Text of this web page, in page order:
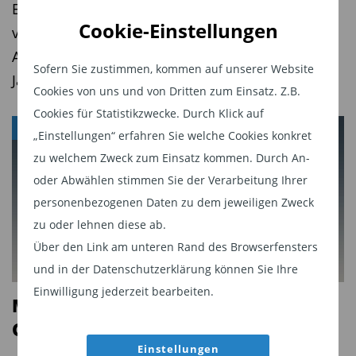
Cookie-Einstellungen
Sofern Sie zustimmen, kommen auf unserer Website
Cookies von uns und von Dritten zum Einsatz. Z.B.
Cookies für Statistikzwecke. Durch Klick auf
„Einstellungen“ erfahren Sie welche Cookies konkret
zu welchem Zweck zum Einsatz kommen. Durch An-
oder Abwählen stimmen Sie der Verarbeitung Ihrer
personenbezogenen Daten zu dem jeweiligen Zweck
zu oder lehnen diese ab.
Über den Link am unteren Rand des Browserfensters
und in der Datenschutzerklärung können Sie Ihre
Einwilligung jederzeit bearbeiten.
Einstellungen
normbasierte Screening (50,8 Milliarden Euro)
und die Integration von sozialen, ökologischen
und auf eine gute Unternehmensführung
bezogene Kriterien in die traditionelle
beeinflussten Volumen von 49,6 Milliarden Euro.
Unter den Ausschlusskriterien für Unternehmen
kommen Verletzungen von Menschen- und
Arbeitsrechten besondere Bedeutung zu.
Wichtigste Ausschlusskriterien bei Staaten sind
die Verbreitung von Korruption und die
Nichtratifizierung von Umweltkonventionen.
Wichtige Wachstumsimpulse für 2018 gehen von
der Nachfrage institutioneller Investoren und der
ETFs führen Absatzliste an. Geldmarktfonds
verzeichneten Zuflüsse, Immobilienfonds
Abflüsse. Das verwaltete Vermögen legt in drei
Jahren um fast ein Viertel zu.
Mit aktiver Anleiheselektion den
Geldmarkt schlagen